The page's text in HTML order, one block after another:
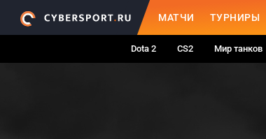
МАТЧИ ТУРНИРЫ
Dota 2 CS2 Мир танков